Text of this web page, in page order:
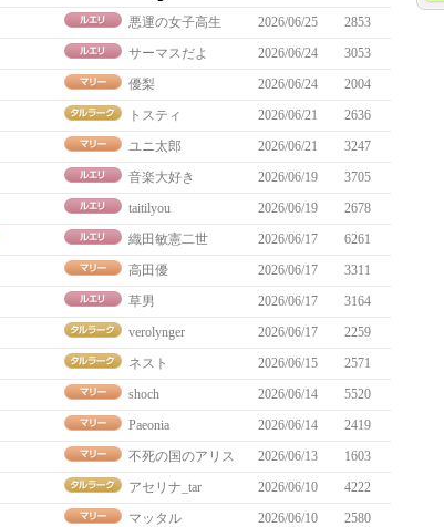
悪運の女子高生 2026/06/25
2853
サーマスだよ 2026/06/24
3053
優梨 2026/06/24
2004
トスティ 2026/06/21
2636
ユニ太郎 2026/06/21
3247
音楽大好き 2026/06/19
3705
taitilyou 2026/06/19
2678
織田敏憲二世 2026/06/17
6261
高田優 2026/06/17
3311
草男 2026/06/17
3164
verolynger 2026/06/17
2259
ネスト 2026/06/15
2571
shoch 2026/06/14
5520
Paeonia 2026/06/14
2419
不死の国のアリス 2026/06/13
1603
アセリナ_tar 2026/06/10
4222
マッタル 2026/06/10 2580